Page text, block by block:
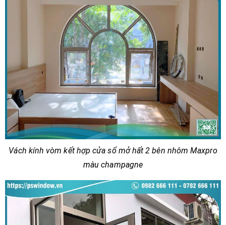
Vách kính vòm kết hợp cửa sổ mở hất 2 bên nhôm Maxpro
màu champagne